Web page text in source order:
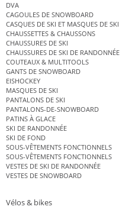
DVA
CAGOULES DE SNOWBOARD
CASQUES DE SKI ET MASQUES DE SKI
CHAUSSETTES & CHAUSSONS
CHAUSSURES DE SKI
CHAUSSURES DE SKI DE RANDONNÉE
COUTEAUX & MULTITOOLS
GANTS DE SNOWBOARD
EISHOCKEY
MASQUES DE SKI
PANTALONS DE SKI
PANTALONS-DE-SNOWBOARD
PATINS À GLACE
SKI DE RANDONNÉE
SKI DE FOND
SOUS-VÊTEMENTS FONCTIONNELS
SOUS-VÊTEMENTS FONCTIONNELS
VESTES DE SKI DE RANDONNÉE
VESTES DE SNOWBOARD
Vélos & bikes